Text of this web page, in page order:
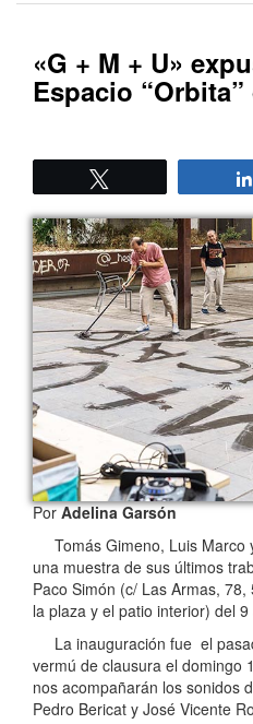
«G + M + U»
Espacio
PorAdelina Garsón
Tomás Gimeno, Luis Marco
una muestra de sus últimos
Paco Simón (c/ Las Armas,
la plaza y el patio interior) del
La inauguración fue el
vermú de clausura el domingo
nos acompañarán los sonidos
Pedro Bericat y José Vicente